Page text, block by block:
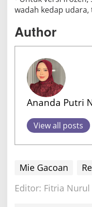
wadah kedap
Author
Ananda Putri
View all posts
Mie Gacoan
Editor: Fitria